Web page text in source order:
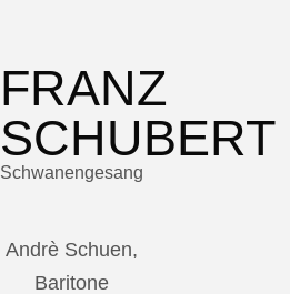
FRANZ
SCHUBERT
Schwanengesang
Andrè Schuen,
Baritone